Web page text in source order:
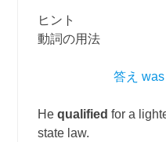
ヒント
動詞の用法
答え
Hequalified for a
state law.